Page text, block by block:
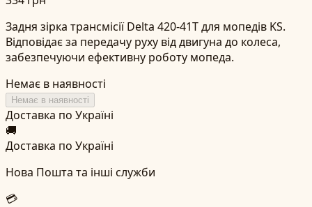
Задня зірка трансмісії Delta 420-41T для мопедів KS.
Відповідає за передачу руху від двигуна до колеса,
забезпечуючи ефективну роботу мопеда.
Немає в наявності
Немає в наявності
Доставка по Україні
🚚
Доставка по Україні
Нова Пошта та інші служби
💳